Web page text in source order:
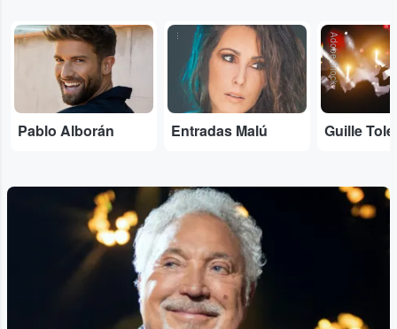
...
Pablo Alborán
...
Entradas Malú
Adobe Stock
Guille